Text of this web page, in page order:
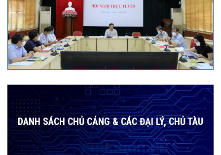
DANH SÁCH CHỦ CẢNG & CÁC ĐẠI LÝ, CHỦ TÀU